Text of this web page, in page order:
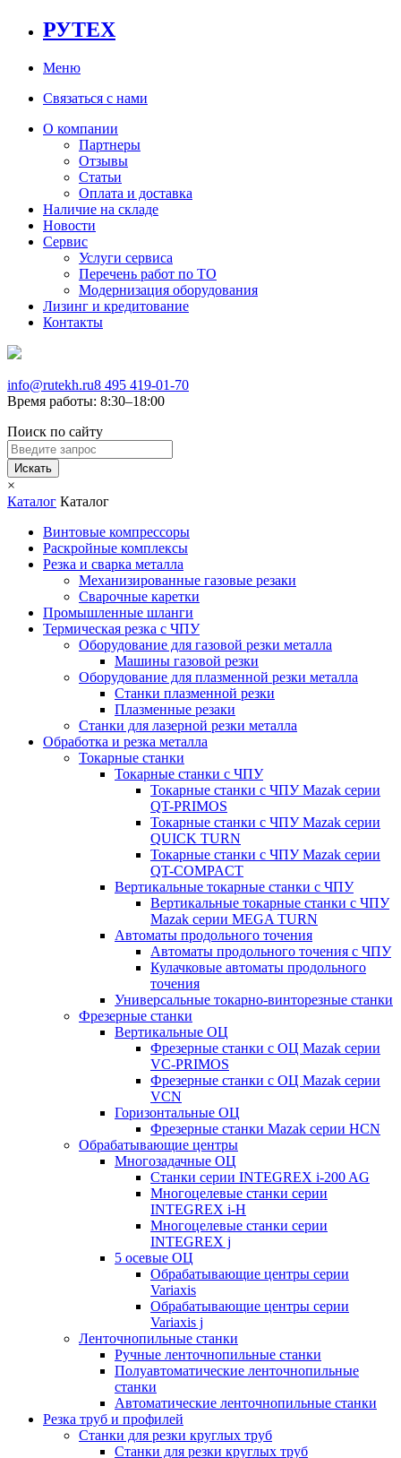
РУТЕХ
Меню
Связаться с нами
О компании
Партнеры
Отзывы
Статьи
Оплата и доставка
Наличие на складе
Новости
Сервис
Услуги сервиса
Перечень работ по ТО
Модернизация оборудования
Лизинг и кредитование
Контакты
info@rutekh.ru8 495 419-01-70
Время работы: 8:30–18:00
Поиск по сайту
Искать
×
Каталог Каталог
Винтовые компрессоры
Раскройные комплексы
Резка и сварка металла
Механизированные газовые резаки
Сварочные каретки
Промышленные шланги
Термическая резка с ЧПУ
Оборудование для газовой резки металла
Машины газовой резки
Оборудование для плазменной резки металла
Станки плазменной резки
Плазменные резаки
Станки для лазерной резки металла
Обработка и резка металла
Токарные станки
Токарные станки с ЧПУ
Токарные станки с ЧПУ Mazak серии
QT-PRIMOS
Токарные станки с ЧПУ Mazak серии
QUICK TURN
Токарные станки с ЧПУ Mazak серии
QT-COMPACT
Вертикальные токарные станки с ЧПУ
Вертикальные токарные станки с ЧПУ
Mazak серии MEGA TURN
Автоматы продольного точения
Автоматы продольного точения с ЧПУ
Кулачковые автоматы продольного
точения
Универсальные токарно-винторезные станки
Фрезерные станки
Вертикальные ОЦ
Фрезерные станки с ОЦ Mazak серии
VC-PRIMOS
Фрезерные станки с ОЦ Mazak серии
VCN
Горизонтальные ОЦ
Фрезерные станки Mazak серии HCN
Обрабатывающие центры
Многозадачные ОЦ
Cтанки серии INTEGREX i-200 AG
Многоцелевые станки серии
INTEGREX i-H
Многоцелевые станки серии
INTEGREX j
5 осевые ОЦ
Обрабатывающие центры серии
Variaxis
Обрабатывающие центры серии
Variaxis j
Ленточнопильные станки
Ручные ленточнопильные станки
Полуавтоматические ленточнопильные
станки
Автоматические ленточнопильные станки
Резка труб и профилей
Станки для резки круглых труб
Станки для резки круглых труб